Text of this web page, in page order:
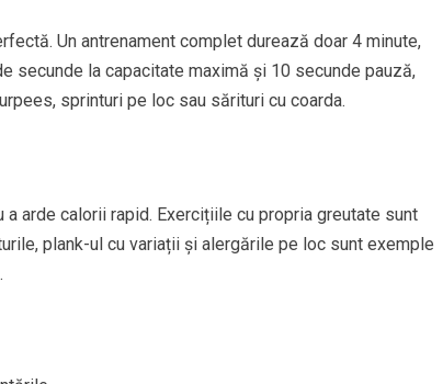
Un antrenament complet durează doar 4 minute,
secunde la capacitate maximă și 10 secunde pauză,
sprinturi pe loc sau sărituri cu coarda.
arde calorii rapid. Exercițiile cu propria greutate sunt
plank-ul cu variații și alergările pe loc sunt exemple